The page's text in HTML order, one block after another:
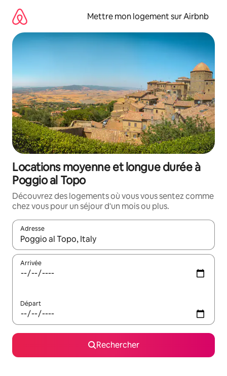
directement
contenu
Mettre mon logement sur Airbnb
Locations moyenne et longue durée à
Poggio al Topo
Découvrez des logements où vous vous sentez comme
chez vous pour un séjour d'un mois ou plus.
Adresse
Lorsque les résultats s'affichent, utilisez les flèches vers le
Arrivée
Départ
Rechercher